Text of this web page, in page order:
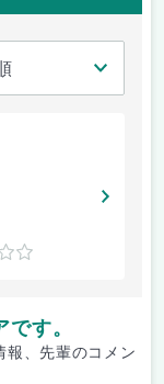
す。
報、先輩のコメン